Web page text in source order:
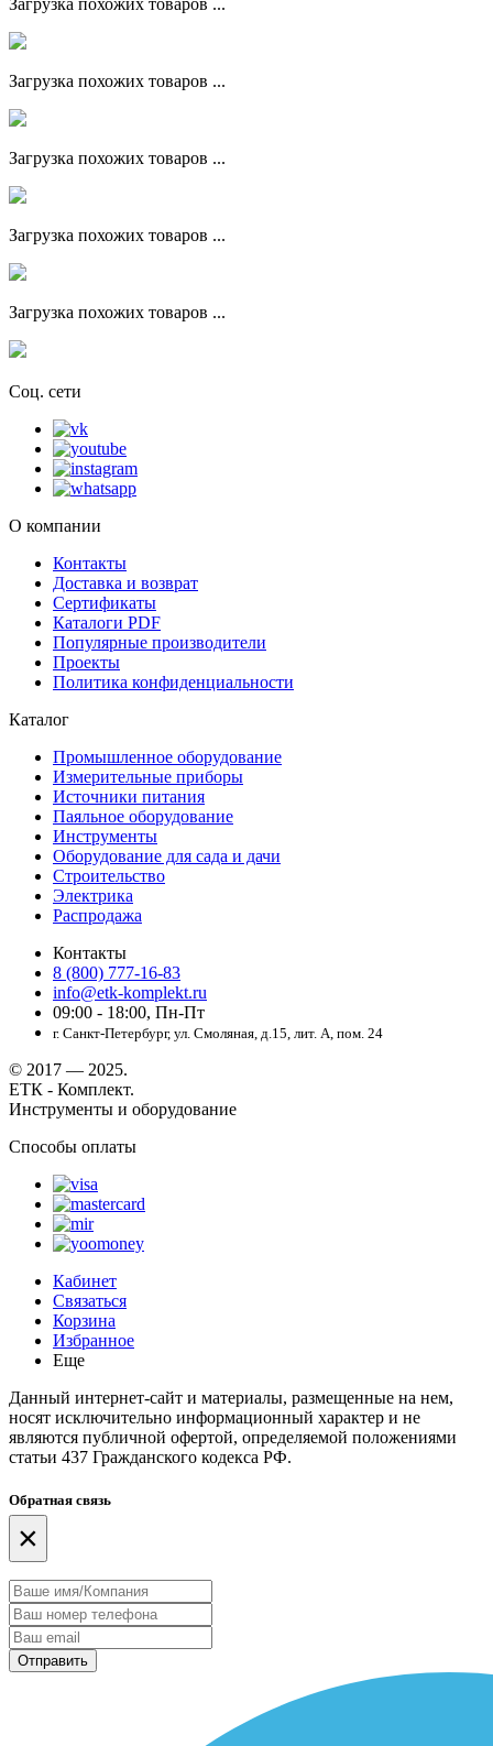
Загрузка похожих товаров ...
Загрузка похожих товаров ...
Загрузка похожих товаров ...
Загрузка похожих товаров ...
Загрузка похожих товаров ...
Соц. сети
О компании
Контакты
Доставка и возврат
Сертификаты
Каталоги PDF
Популярные производители
Проекты
Политика конфиденциальности
Каталог
Промышленное оборудование
Измерительные приборы
Источники питания
Паяльное оборудование
Инструменты
Оборудование для сада и дачи
Строительство
Электрика
Распродажа
Контакты
8 (800) 777-16-83
info@etk-komplekt.ru
09:00 - 18:00, Пн-Пт
г. Санкт-Петербург, ул. Смоляная, д.15, лит. А, пом. 24
© 2017 — 2025.
ЕТК - Комплект.
Инструменты и оборудование
Способы оплаты
Кабинет
Связаться
Корзина
Избранное
Еще
Данный интернет-сайт и материалы, размещенные на нем,
носят исключительно информационный характер и не
являются публичной офертой, определяемой положениями
статьи 437 Гражданского кодекса РФ.
Обратная связь
×
Отправить